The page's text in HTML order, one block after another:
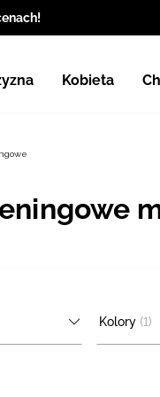
Kobieta
Kolory (1)